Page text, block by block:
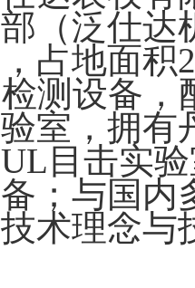
（泛仕
占地面积
测设备，
室，拥
目击实
；与国内
术理念与